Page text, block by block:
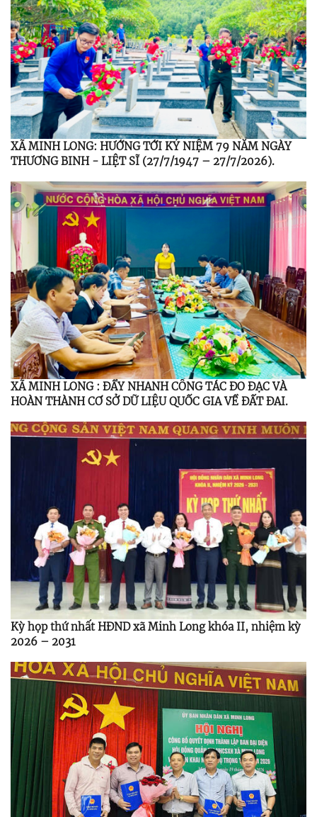
XÃ MINH LONG: HƯỚNG TỚI KỶ NIỆM 79 NĂM NGÀY
THƯƠNG BINH - LIỆT SĨ (27/7/1947 – 27/7/2026).
XÃ MINH LONG : ĐẨY NHANH CÔNG TÁC ĐO ĐẠC VÀ
HOÀN THÀNH CƠ SỞ DỮ LIỆU QUỐC GIA VỀ ĐẤT ĐAI.
Kỳ họp thứ nhất HĐND xã Minh Long khóa II, nhiệm kỳ
2026 – 2031